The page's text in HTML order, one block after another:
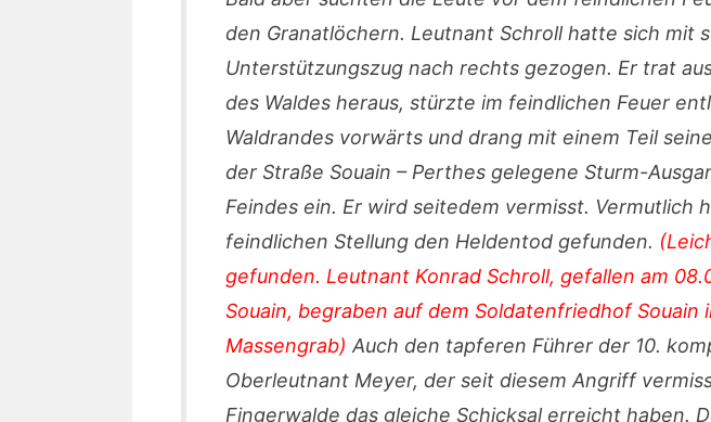
den Granatlöchern. Leutnant Schroll hatte sich mit
Unterstützungszug nach rechts gezogen. Er trat
des Waldes heraus, stürzte im feindlichen Feuer
Waldrandes vorwärts und drang mit einem Teil
der Straße Souain – Perthes gelegene Sturm-
Feindes ein. Er wird seitedem vermisst. Vermutlich
feindlichen Stellung den Heldentod gefunden.
gefunden. Leutnant Konrad Schroll, gefallen am
Souain, begraben auf dem Soldatenfriedhof Souain
Massengrab) Auch den tapferen Führer der 10.
Oberleutnant Meyer, der seit diesem Angriff
Fingerwalde das gleiche Schicksal erreicht haben.